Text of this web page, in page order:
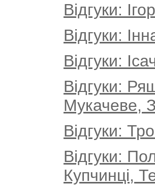
Відгуки:
Відгуки:
Відгуки:
Відгуки:
Мукачеве,
Відгуки:
Відгуки:
Купчинці,